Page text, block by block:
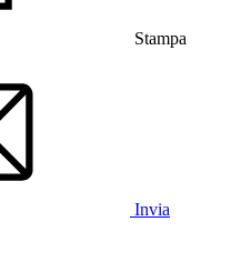
Stampa
Invia